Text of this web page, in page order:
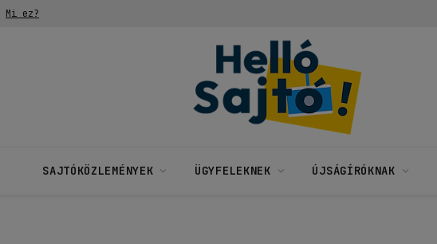
Mi ez?
SAJTÓKÖZLEMÉNYEK ÜGYFELEKNEK ÚJSÁGÍRÓKNAK